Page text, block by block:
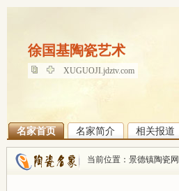
徐国基陶瓷艺术
徐国基陶瓷艺术
XUGUOJI.jdztv.com
名家首页 名家简介 相关报道
当前位置： 景德镇陶瓷网